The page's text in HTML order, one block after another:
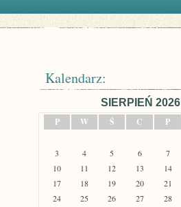
Kalendarz:
SIERPIEŃ 2026
P
W Ś C P
3
4 5 6 7
10
11 12 13 14
17
18 19 20 21
24
25 26 27 28